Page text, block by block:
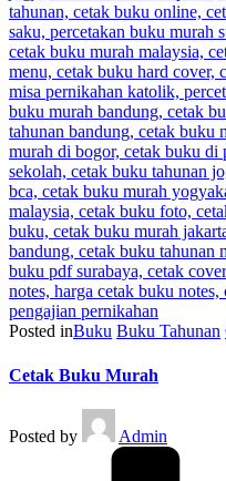
Posted inBuku Buku Tahunan
Cetak Buku Murah
Posted by Admin